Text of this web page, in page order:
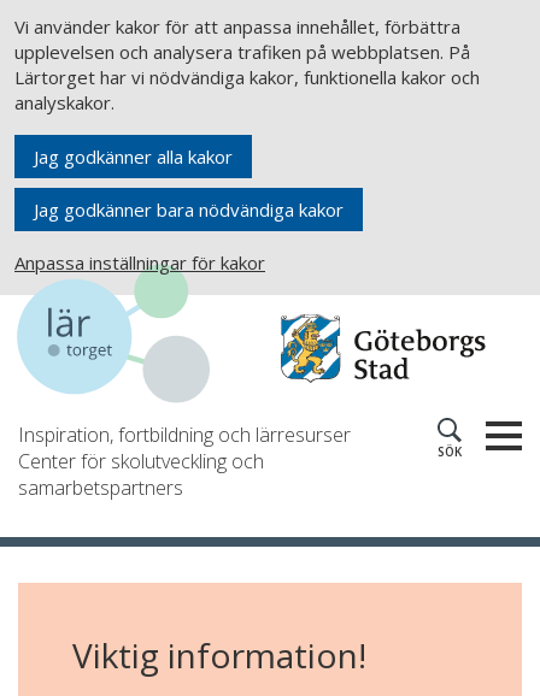
Vi använder kakor för att anpassa innehållet, förbättra
upplevelsen och analysera trafiken på webbplatsen. På
Lärtorget har vi nödvändiga kakor, funktionella kakor och
analyskakor.
Jag godkänner alla kakor
Jag godkänner bara nödvändiga kakor
Anpassa inställningar för kakor
Inspiration, fortbildning och lärresurser
Center för skolutveckling och
samarbetspartners
SÖK
Viktig information!